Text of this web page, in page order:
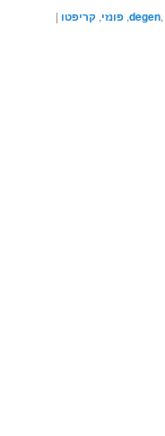
degen,
,פונזי,קריפטו |